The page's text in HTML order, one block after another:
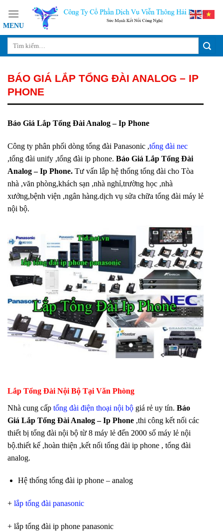
content
BÁO GIÁ LẮP TỔNG ĐÀI ANALOG – IP
PHONE
Báo Giá Lắp Tổng Đài Analog – Ip Phone
Công ty phân phối dòng tổng đài Panasonic ,tổng đài nec
,tổng đài unify ,tổng đài ip phone. Báo Giá Lắp Tổng Đài
Analog – Ip Phone. Tư vấn lắp hệ thống tổng đài cho Tòa
nhà ,văn phòng,khách sạn ,nhà nghỉ,trường học ,nhà
xưởng,bệnh viện ,ngân hàng.dịch vụ sửa chữa tổng đài máy lẻ
nội bộ.
Lắp Tổng Đài Nội Bộ Tại Văn Phòng
Nhà cung cấp tổng đài điện thoại nội bộ giá rẻ uy tín. Báo
Giá Lắp Tổng Đài Analog – Ip Phone ,thi công kết nối các
thiết bị tổng đài nội bộ từ 8 máy lẻ đến 2000 số máy lẻ nội
bộ.thiết kế ,hoàn thiện ,kết nối tổng đài ip phone , tổng đài
analog.
Hệ thống tổng đài ip phone – analog
+ lắp tổng đài panasonic
+ lắp tổng đài ip phone panasonic